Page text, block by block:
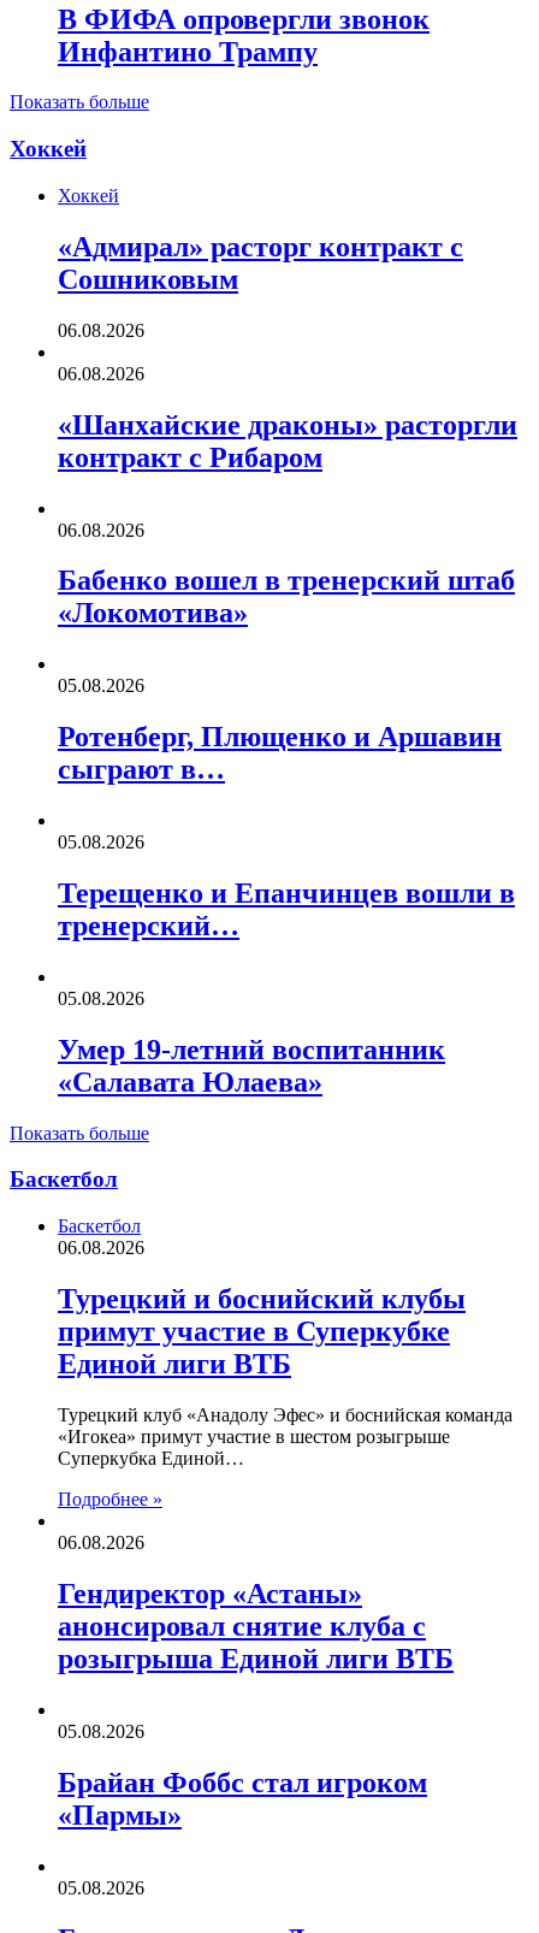
В ФИФА опровергли звонок
Инфантино Трампу
Показать больше
Хоккей
Хоккей
«Адмирал» расторг контракт с
Сошниковым
06.08.2026
06.08.2026
«Шанхайские драконы» расторгли
контракт с Рибаром
06.08.2026
Бабенко вошел в тренерский штаб
«Локомотива»
05.08.2026
Ротенберг, Плющенко и Аршавин
сыграют в…
05.08.2026
Терещенко и Епанчинцев вошли в
тренерский…
05.08.2026
Умер 19-летний воспитанник
«Салавата Юлаева»
Показать больше
Баскетбол
Баскетбол
06.08.2026
Турецкий и боснийский клубы
примут участие в Суперкубке
Единой лиги ВТБ
Турецкий клуб «Анадолу Эфес» и боснийская команда
«Игокеа» примут участие в шестом розыгрыше
Суперкубка Единой…
Подробнее »
06.08.2026
Гендиректор «Астаны»
анонсировал снятие клуба с
розыгрыша Единой лиги ВТБ
05.08.2026
Брайан Фоббс стал игроком
«Пармы»
05.08.2026